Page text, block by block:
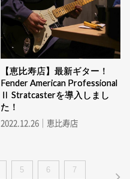
【恵比寿店】最新ギター！
Fender American Professional
Ⅱ Stratcasterを導入しまし
た！
2022.12.26｜恵比寿店
5 6 7